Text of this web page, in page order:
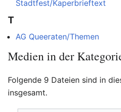
Stadtfest/Kaperbrieftext
T
AG Queeraten/Themen
Medien in der
Folgende 9 Dateien sind in
insgesamt.